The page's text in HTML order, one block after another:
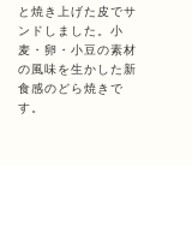
と焼き上げた皮でサ
ンドしました。小
麦・卵・小豆の素材
の風味を生かした新
食感のどら焼きで
す。